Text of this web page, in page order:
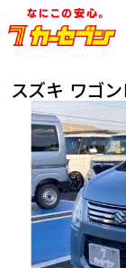
スズキ ワゴン